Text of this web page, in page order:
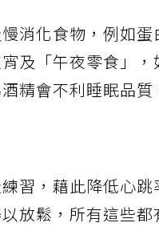
消化食物，例如
及「午夜零食」
精會不利睡眠品質
習，藉此降低心
放鬆，所有這些都